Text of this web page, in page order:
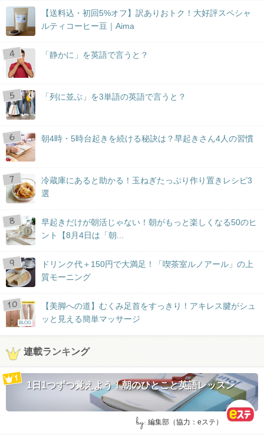
【送料込・初回5%オフ】訳ありおトク！大好評スペシャ
ルティコーヒー豆｜Aima
「静かに」を英語で言うと？
「列に並ぶ」を3単語の英語で言うと？
朝4時・5時台起きを続ける秘訣は？早起きさん4人の習慣
冷蔵庫にあると助かる！玉ねぎたっぷり作り置きレシピ3
選
早起きだけが朝活じゃない！朝がもっと楽しくなる50のヒ
ント【8月4日は「朝...
ドリンク代＋150円で大満足！「喫茶室ルノアール」の上
質モーニング
BLOG
【美脚への道】むくみ足首をすっきり！アキレス腱がシュ
ッと見える簡単マッサージ
連載ランキング
1日1つずつ覚えよう！朝のひとこと英語レッスン
by: 編集部（協力：eステ）